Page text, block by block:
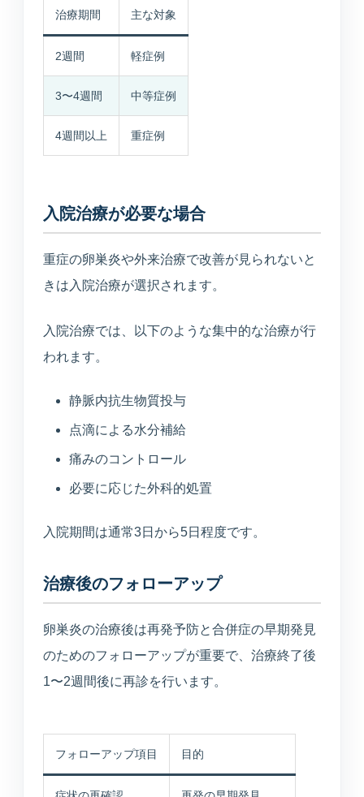
治療期間 主な対象
2週間 軽症例
3〜4週間 中等症例
4週間以上 重症例
入院治療が必要な場合
重症の卵巣炎や外来治療で改善が見られないと
きは入院治療が選択されます。
入院治療では、以下のような集中的な治療が行
われます。
静脈内抗生物質投与
点滴による水分補給
痛みのコントロール
必要に応じた外科的処置
入院期間は通常3日から5日程度です。
治療後のフォローアップ
卵巣炎の治療後は再発予防と合併症の早期発見
のためのフォローアップが重要で、治療終了後
1〜2週間後に再診を行います。
フォローアップ項目 目的